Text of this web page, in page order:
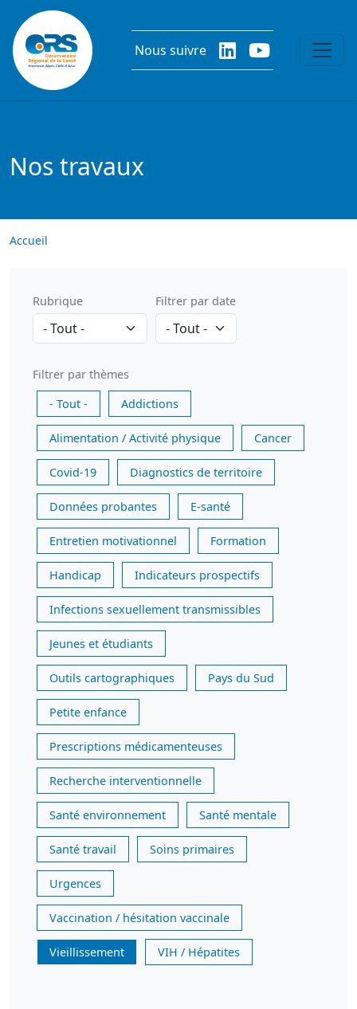
Aller au contenu principal
Nous suivre
Nos travaux
Accueil
Rubrique Filtrer par date
Filtrer par thèmes
- Tout -
Addictions
Alimentation / Activité physique Cancer
Covid-19 Diagnostics de territoire
Données probantes E-santé
Entretien motivationnel Formation
Handicap Indicateurs prospectifs
Infections sexuellement transmissibles
Jeunes et étudiants
Outils cartographiques Pays du Sud
Petite enfance
Prescriptions médicamenteuses
Recherche interventionnelle
Santé environnement Santé mentale
Santé travail Soins primaires
Urgences
Vaccination / hésitation vaccinale
Vieillissement VIH / Hépatites